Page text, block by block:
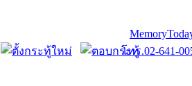
โทร.02-641-